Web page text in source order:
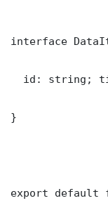
interface
id: string;
}
export